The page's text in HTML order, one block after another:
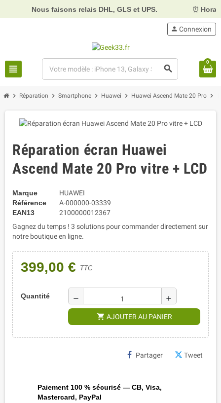
Nous faisons relais DHL, GLS et UPS. Horaires :
view_headline search
person Connexion
0
chevron_right Réparation chevron_right Smartphone chevron_right Huawei chevron_right Huawei Ascend Mate 20 Pro chevron_right
Réparation écran Huawei
Ascend Mate 20 Pro vitre + LCD
Marque
HUAWEI
Référence
A-000000-03339
EAN13
2100000012367
Gagnez du temps ! 3 solutions pour commander directement sur
notre boutique en ligne.
399,00 € TTC
Quantité remove add
shopping_cart AJOUTER AU PANIER
Partager Tweet
Paiement 100 % sécurisé — CB, Visa,
Mastercard, PayPal